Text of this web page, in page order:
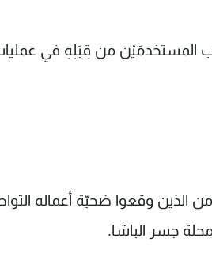
أب المستخدمَيْن من قِبَلِهِ في
وقعوا ضحيّة أعماله